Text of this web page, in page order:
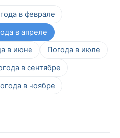
в феврале
в апреле
в июне
Погода в июле
в сентябре
в ноябре